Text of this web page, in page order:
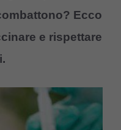
Ecco
e rispettare